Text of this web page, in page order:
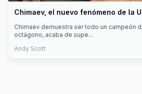
Chimaev, el nuevo fenómeno de la
Chimaev demuestra ser todo un campeón
octágono, acaba de supe...
Andy Scott